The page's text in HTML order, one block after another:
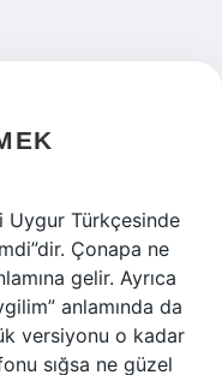
Uygur Türkçesinde
Çonapa ne
gelir. Ayrıca
anlamında da
versiyonu o kadar
sığsa ne güzel